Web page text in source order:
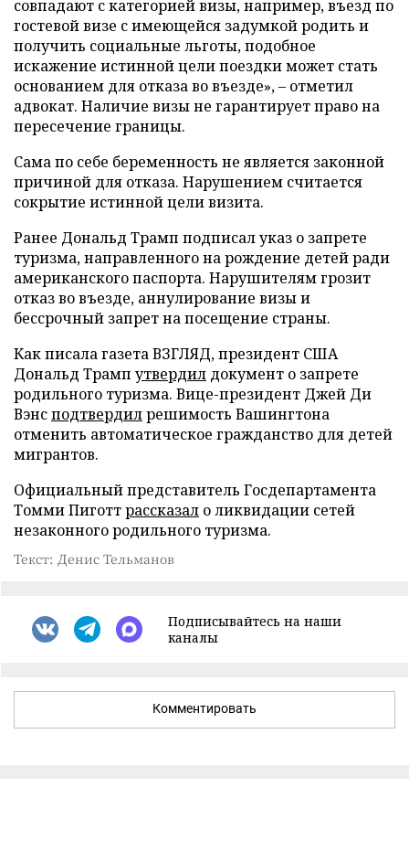
совпадают с категорией визы, например, въезд по
гостевой визе с имеющейся задумкой родить и
получить социальные льготы, подобное
искажение истинной цели поездки может стать
основанием для отказа во въезде», – отметил
адвокат. Наличие визы не гарантирует право на
пересечение границы.
Сама по себе беременность не является законной
причиной для отказа. Нарушением считается
сокрытие истинной цели визита.
Ранее Дональд Трамп подписал указ о запрете
туризма, направленного на рождение детей ради
американского паспорта. Нарушителям грозит
отказ во въезде, аннулирование визы и
бессрочный запрет на посещение страны.
Как писала газета ВЗГЛЯД, президент США
Дональд Трамп утвердил документ о запрете
родильного туризма. Вице-президент Джей Ди
Вэнсподтвердилрешимость Вашингтона
отменить автоматическое гражданство для детей
мигрантов.
Официальный представитель Госдепартамента
Томми Пиготтрассказал о ликвидации сетей
незаконного родильного туризма.
Текст: Денис Тельманов
Подписывайтесь на наши
каналы
Комментировать